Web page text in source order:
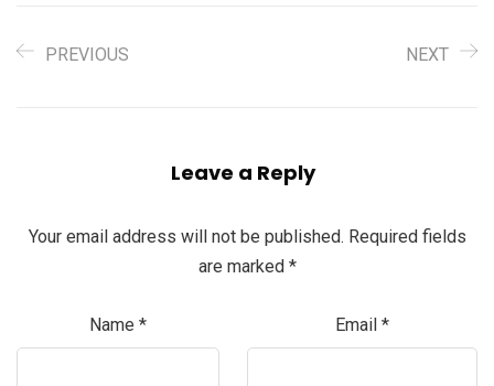
PREVIOUS NEXT
Leave a Reply
Your email address will not be published. Required fields
are marked *
Name * Email *